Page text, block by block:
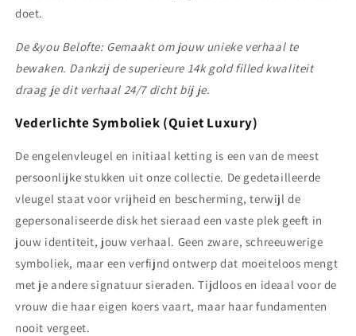
doet.
De &you Belofte: Gemaakt om jouw unieke verhaal te
bewaken. Dankzij de superieure 14k gold filled kwaliteit
draag je dit verhaal 24/7 dicht bij je.
Vederlichte Symboliek (Quiet Luxury)
De engelenvleugel en initiaal ketting is een van de meest
persoonlijke stukken uit onze collectie. De gedetailleerde
vleugel staat voor vrijheid en bescherming, terwijl de
gepersonaliseerde disk het sieraad een vaste plek geeft in
jouw identiteit, jouw verhaal. Geen zware, schreeuwerige
symboliek, maar een verfijnd ontwerp dat moeiteloos mengt
met je andere signatuur sieraden. Tijdloos en ideaal voor de
vrouw die haar eigen koers vaart, maar haar fundamenten
nooit vergeet.